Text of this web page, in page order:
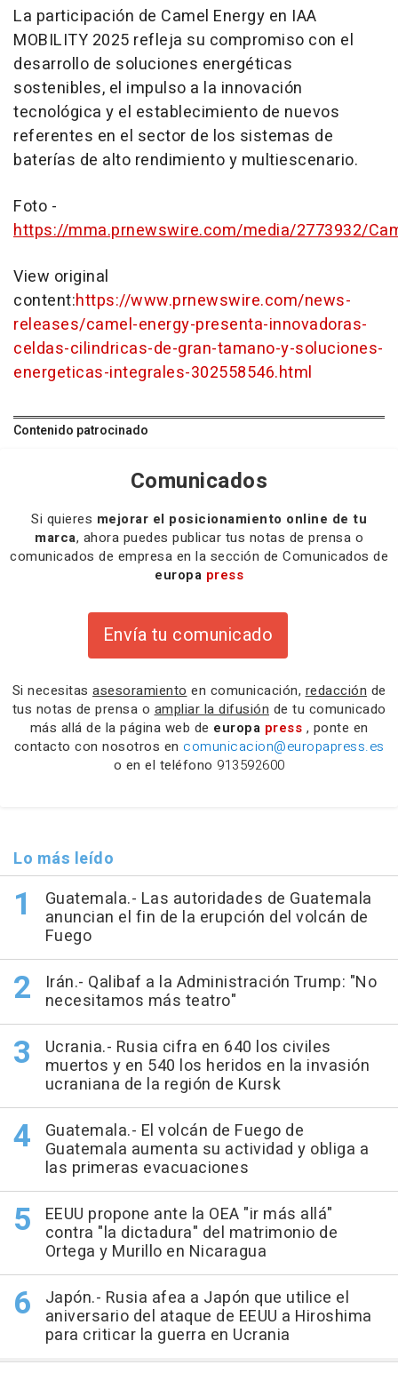
La participación de Camel Energy en IAA
MOBILITY 2025 refleja su compromiso con el
desarrollo de soluciones energéticas
sostenibles, el impulso a la innovación
tecnológica y el establecimiento de nuevos
referentes en el sector de los sistemas de
baterías de alto rendimiento y multiescenario.
Foto -
https://mma.prnewswire.com/media/2773932/
View original
content:https://www.prnewswire.com/news-
releases/camel-energy-presenta-innovadoras-
celdas-cilindricas-de-gran-tamano-y-soluciones-
energeticas-integrales-302558546.html
Contenido patrocinado
Comunicados
Si quieres mejorar el posicionamiento online de tu
marca, ahora puedes publicar tus notas de prensa o
comunicados de empresa en la sección de Comunicados de
europa press
Envía tu comunicado
Si necesitas asesoramiento en comunicación, redacción de
tus notas de prensa o ampliar la difusión de tu comunicado
más allá de la página web de europa press , ponte en
contacto con nosotros en comunicacion@europapress.es
o en el teléfono 913592600
Lo más leído
Guatemala.- Las autoridades de Guatemala
anuncian el fin de la erupción del volcán de
Fuego
Irán.- Qalibaf a la Administración Trump: "No
necesitamos más teatro"
Ucrania.- Rusia cifra en 640 los civiles
muertos y en 540 los heridos en la invasión
ucraniana de la región de Kursk
Guatemala.- El volcán de Fuego de
Guatemala aumenta su actividad y obliga a
las primeras evacuaciones
EEUU propone ante la OEA "ir más allá"
contra "la dictadura" del matrimonio de
Ortega y Murillo en Nicaragua
Japón.- Rusia afea a Japón que utilice el
aniversario del ataque de EEUU a Hiroshima
para criticar la guerra en Ucrania